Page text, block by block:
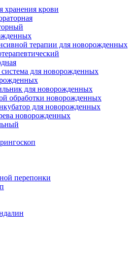
хранения крови
терапии для новорожденных
для новорожденных
для новорожденных
обработки новорожденных
для новорожденных
новорожденных
перепонки